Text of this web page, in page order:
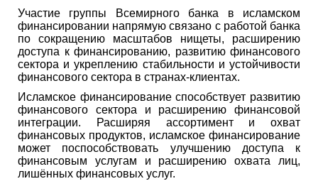
Участие группы Всемирного банка в исламском
финансировании напрямую связано с работой банка
по сокращению масштабов нищеты, расширению
доступа к финансированию, развитию финансового
сектора и укреплению стабильности и устойчивости
финансового сектора в странах-клиентах.
Исламское финансирование способствует развитию
финансового сектора и расширению финансовой
интеграции. Расширяя ассортимент и охват
финансовых продуктов, исламское финансирование
может поспособствовать улучшению доступа к
финансовым услугам и расширению охвата лиц,
лишённых финансовых услуг.